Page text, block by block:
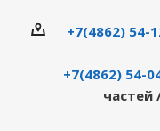
+7(4862) 54-
+7(4862) 54-
частей